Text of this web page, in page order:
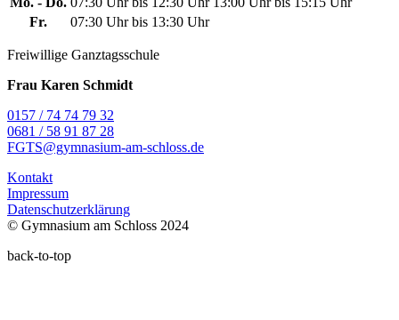
Fr.
07:30 Uhr bis 13:30 Uhr
Freiwillige Ganztagsschule
Frau Karen Schmidt
0157 / 74 74 79 32
0681 / 58 91 87 28
FGTS@gymnasium-am-schloss.de
Kontakt
Impressum
Datenschutzerklärung
© Gymnasium am Schloss 2024
back-to-top